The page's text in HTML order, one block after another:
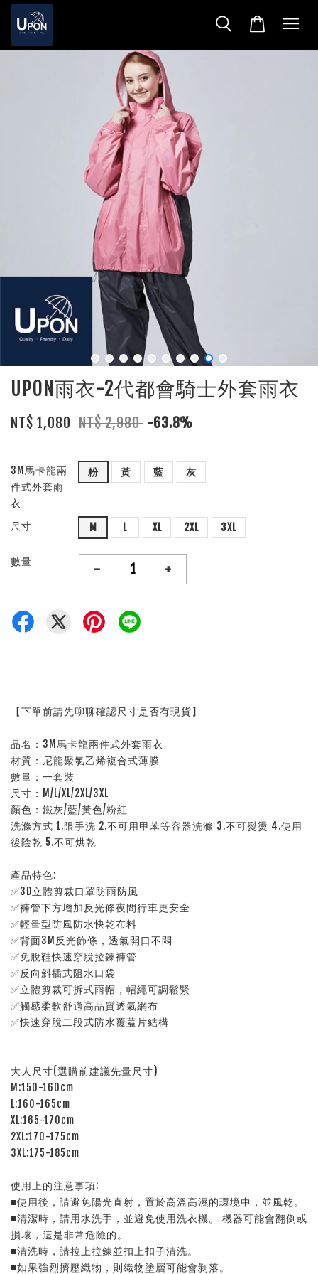
UPON雨衣-2代都會騎士外套雨衣
NT$ 1,080 NT$ 2,980 -63.8%
3M馬卡龍兩
件式外套雨
衣
粉 黃 藍 灰
尺寸 M L XL 2XL 3XL
數量 - +
【下單前請先聊聊確認尺寸是否有現貨】
品名：3M馬卡龍兩件式外套雨衣
材質：尼龍聚氯乙烯複合式薄膜
數量：一套裝
尺寸：M/L/XL/2XL/3XL
顏色：鐵灰/藍/黃色/粉紅
洗滌方式 1.限手洗 2.不可用甲苯等容器洗滌 3.不可熨燙 4.使用
後陰乾 5.不可烘乾
產品特色:
✅3D立體剪裁口罩防雨防風
✅褲管下方增加反光條夜間行車更安全
✅輕量型防風防水快乾布料
✅背面3M反光飾條，透氣開口不悶
✅免脫鞋快速穿脫拉鍊褲管
✅反向斜插式阻水口袋
✅立體剪裁可拆式雨帽，帽繩可調鬆緊
✅觸感柔軟舒適高品質透氣網布
✅快速穿脫二段式防水覆蓋片結構
大人尺寸(選購前建議先量尺寸)
M:150-160cm
L:160-165cm
XL:165-170cm
2XL:170-175cm
3XL:175-185cm
使用上的注意事項:
■使用後，請避免陽光直射，置於高溫高濕的環境中，並風乾。
■清潔時，請用水洗手，並避免使用洗衣機。 機器可能會翻倒或
損壞，這是非常危險的。
■清洗時，請拉上拉鍊並扣上扣子清洗。
■如果強烈擠壓織物，則織物塗層可能會剝落。